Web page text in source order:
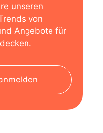
unseren
von
Angebote für